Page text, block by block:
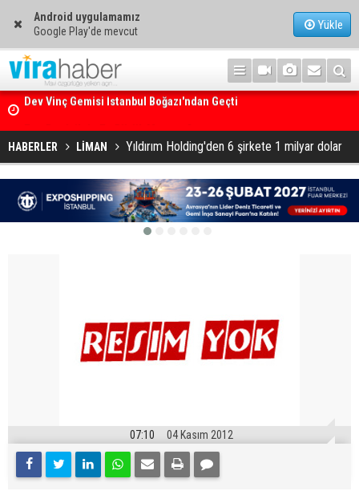
Android uygulamamız
Google Play'de mevcut
Yükle
Ege Denizi’nin En Büyük Mercan Ormanı
HABERLER LİMAN Yıldırım Holding'den 6 şirkete 1 milyar dolar
07:10 04 Kasım 2012